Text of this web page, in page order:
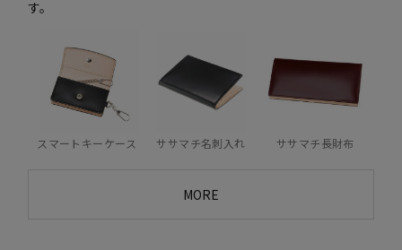
す。
スマートキーケース ササマチ名刺入れ ササマチ長財布
MORE